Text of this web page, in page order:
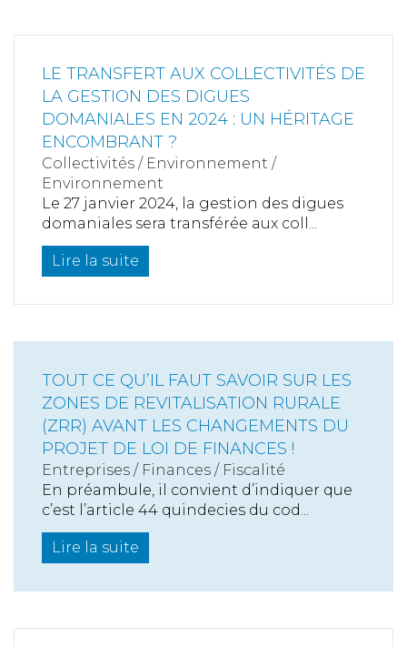
LE TRANSFERT AUX COLLECTIVITÉS DE
LA GESTION DES DIGUES
DOMANIALES EN 2024 : UN HÉRITAGE
ENCOMBRANT ?
Collectivités / Environnement /
Environnement
Le 27 janvier 2024, la gestion des digues
domaniales sera transférée aux coll...
Lire la suite
TOUT CE QU’IL FAUT SAVOIR SUR LES
ZONES DE REVITALISATION RURALE
(ZRR) AVANT LES CHANGEMENTS DU
PROJET DE LOI DE FINANCES !
Entreprises / Finances / Fiscalité
En préambule, il convient d’indiquer que
c’est l’article 44 quindecies du cod...
Lire la suite